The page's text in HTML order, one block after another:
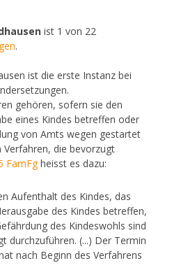
ist 1 von 22
.
ist die erste Instanz bei
gehören, sofern sie den
eines Kindes betreffen oder
von Amts wegen gestartet
Verfahren, die bevorzugt
FamFgheisst es dazu:
Aufenthalt des Kindes, das
des Kindes betreffen,
des Kindeswohls sind
durchzuführen. (...) Der Termin
nach Beginn des Verfahrens